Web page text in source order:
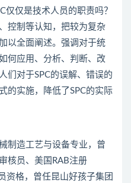
仅仅是技术人员的职责吗？
控制等认知，把较为复杂
以全面阐述。强调对于统
何应用、分析、判断、改
们对于SPC的误解、错误的
的实施，降低了SPC的实际
制造工艺与设备专业，曾
核员、美国RAB注册
资格，曾任昆山好孩子集团